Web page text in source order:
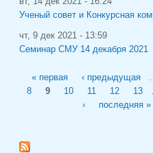
Ученый совет и Конкурсная
чт, 9 дек 2021 - 13:59
Семинар СМУ 14 декабря 2021
« первая ‹ предыдущая
8
9 10 11 12 13
›
последняя »